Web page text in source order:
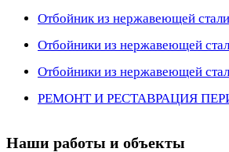
Отбойник из нержавеющей
Отбойники из нержавеющей
Отбойники из нержавеющей
РЕМОНТ И РЕСТАВРАЦИЯ
Наши работы и объекты